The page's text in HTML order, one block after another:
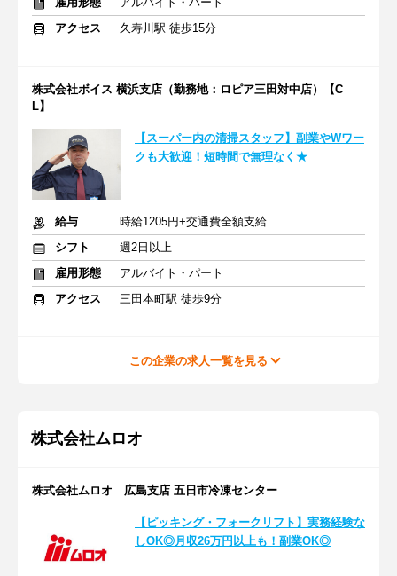
アクセス
久寿川駅 徒歩15分
株式会社ボイス 横浜支店（勤務地：ロピア三田対中店）【C
L】
【スーパー内の清掃スタッフ】副業やWワー
クも大歓迎！短時間で無理なく★
給与
時給1205円+交通費全額支給
シフト
週2日以上
雇用形態
アルバイト・パート
アクセス
三田本町駅 徒歩9分
この企業の求人一覧を見る
株式会社ムロオ
株式会社ムロオ 広島支店 五日市冷凍センター
【ピッキング・フォークリフト】実務経験な
しOK◎月収26万円以上も！副業OK◎